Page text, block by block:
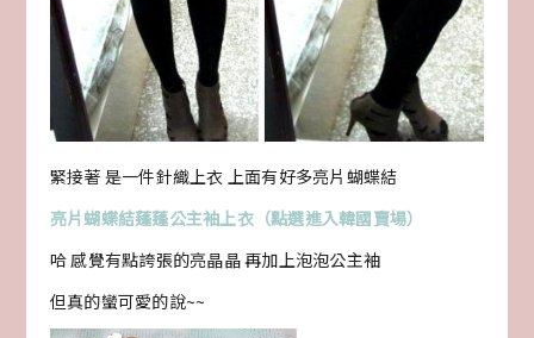
緊接著 是一件針織上衣 上面有好多亮片蝴蝶結
亮片蝴蝶結蓬蓬公主袖上衣（點選進入韓國賣場）
哈 感覺有點誇張的亮晶晶 再加上泡泡公主袖
但真的蠻可愛的說~~